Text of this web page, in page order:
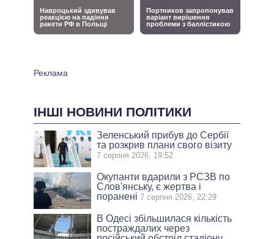
ІНШІ НОВИНИ ПОЛІТИКИ
Зеленський прибув до Сербії
та розкрив плани свого візиту
7 серпня 2026, 19:52
Окупанти вдарили з РСЗВ по
Слов'янську, є жертва і
поранені 7 серпня 2026, 22:29
В Одесі збільшилася кількість
постраждалих через